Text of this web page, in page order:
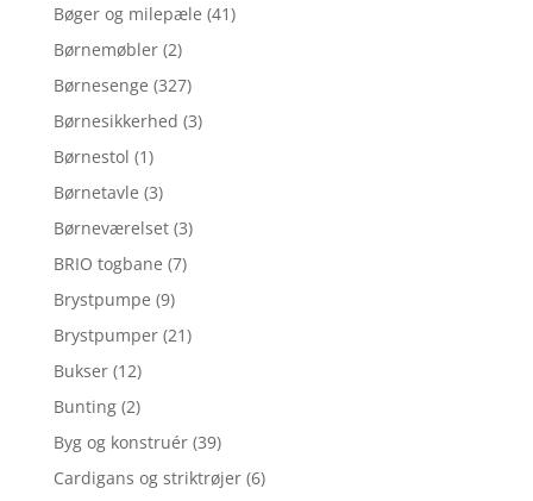
Bøger og milepæle (41)
Børnemøbler (2)
Børnesenge (327)
Børnesikkerhed (3)
Børnestol (1)
Børnetavle (3)
Børneværelset (3)
BRIO togbane (7)
Brystpumpe (9)
Brystpumper (21)
Bukser (12)
Bunting (2)
Byg og konstruér (39)
Cardigans og striktrøjer (6)